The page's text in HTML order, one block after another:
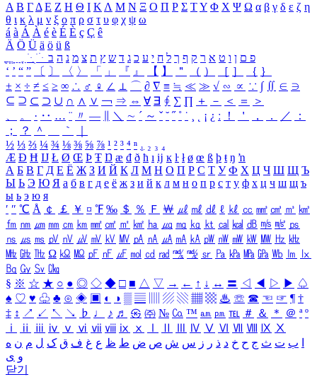
Α Β ΓΔ Ε Ζ Η Θ Ι ΚΛ Μ Ν Ξ Ο Π Ρ Σ ΤΥ Φ Χ Ψ Ω α β γ δ ε ζ η
θ ι κ λ μ ν ξ ο π ρ σ τ υ φ χ ψ ω
á à Á À é è É È ç Ç ê
Ä Ö Ü ä ö ü ß
ִֶֹ ֻּ ׁׂ פ ם ן ו ט א ר ק ף ך ל ח י ע כ ג ד ש ץ ת צ מ נ ה ב
‘ ’ “ ” 〔 〕 〈 〉 「 」 『 』 【 】 ＂ （ ） ［ ］ ｛ ｝
± × ÷ ≠ ≤ ≥ ∞ ∴ ♂ ♀ ∠ ⊥ ⌒ ∂ ∇ ≡ ≒ ≪ ≫ √ ∽ ∝ ∵ ∫ ∬ ∈ ∋
⊆ ⊇ ⊂ ⊃ ∪ ∩ ∧ ∨ ￢ ⇒ ⇔ ∀ ∃ ∮ ∑ ∏ ＋ － ＜ ＝
＞
、
。 · ‥ … ¨ 〃 ― ＼ ∼ ´ ～ ˇ ˘ ˝ ˚ ˙ ¸ ¡ ¿ ː ！ ＇ ， ． ／
：
；
？ ＾ ｀
½ ⅓ ⅔ ¼ ¾ ⅛ ⅜ ⅝ ⅞ ¹ ² ³ ⁴ ⁿ ₁ ₂ ₃ ₄
Æ Ð Ħ Ĳ Ł Ø Œ Þ Ŧ Ŋ æ đ ð ħ ı ĳ ĸ ŀ ł ø œ ß þ ŧ ŋ ŉ
А Б В Г Д Е Ё Ж З И Й К Л М Н О П Р С Т У Ф Х Ц Ч Ш Щ Ъ
Ы Ь Э Ю Я а б в г д е ё ж з и й к л м н о п р с т у ф х ц ч ш щ ъ
ы ь э ю я
′ ″ ℃ Å ￠ ￡ ￥ ¤ ℉ ‰ ＄ ％ Ｆ ￦ ㎕ ㎖ ㎗ ℓ ㎘ ㏄ ㎣ ㎤ ㎥ ㎦
㎙ ㎚ ㎛ ㎜ ㎝ ㎞ ㎟ ㎠ ㎡ ㎢ ㏊ ㎍ ㎎ ㎏ ㏏ ㎈ ㎉ ㏈ ㎧ ㎨ ㎰
㎱ ㎲ ㎳ ㎴ ㎵ ㎶ ㎷ ㎸ ㎹ ㎀ ㎁ ㎂ ㎃ ㎄ ㎺ ㎻ ㎽ ㎾ ㎿ ㎐ ㎑
㎒ ㎓ ㎔ Ω ㏀ ㏁ ㎊ ㎋ ㎌ ㏖ ㏅ ㎭ ㎮ ㎯ ㏛ ㎩ ㎪ ㎫ ㎬ ㏝ ㏐
㏓
㏃ ㏉ ㏜ ㏆
§ ※ ☆ ★ ○ ● ◎ ◇ ◆ □ ■ △ ▽ → ← ↑ ↓ ↔ 〓 ◁ ◀ ▷ ▶ ♤
♠ ♡ ♥ ♧ ♣ ⊙ ◈ ▣ ◐ ◑ ▒ ▤ ▨ ▧ ▦ ▩ ♨ ☏ ☎ ☜ ☞ ¶ †
‡ ↕ ↗ ↙ ↖ ↘ ♭ ♩ ♪ ♬ ㉿ ㈜ № ㏇ ™ ㏂ ㏘ ℡ ＃ ＆ ＊ ＠ ª º
ⅰ
ⅱ ⅲ ⅳ ⅴ ⅵ ⅶ ⅷ ⅸ ⅹ Ⅳ Ⅴ Ⅵ Ⅶ Ⅷ Ⅸ Ⅹ
ب ت ث ج ح خ د ذ ر ز س ش ص ض ط ظ ع غ ف ق ک ل م ن ه
و ی
닫기